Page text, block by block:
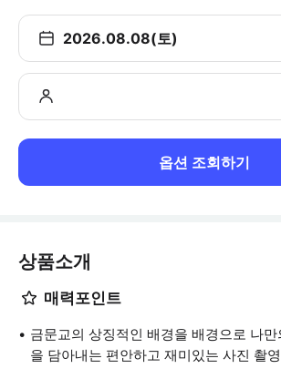
2026.08.08(토)
옵션 조회하기
상품소개
매력포인트
금문교의 상징적인 배경을 배경으로 나
을 담아내는 편안하고 재미있는 사진 촬